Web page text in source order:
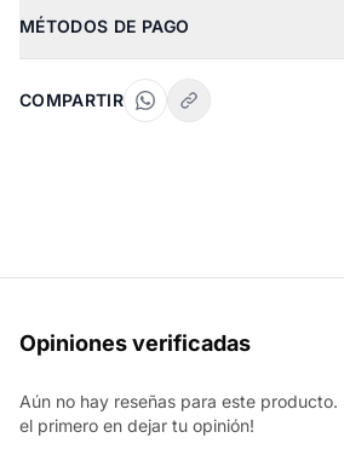
MÉTODOS DE PAGO
COMPARTIR
Opiniones verificadas
Aún no hay reseñas para este producto.
el primero en dejar tu opinión!